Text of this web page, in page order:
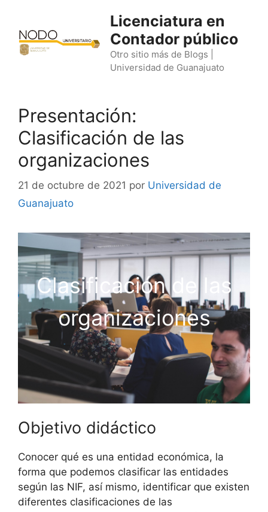
contenido
Licenciatura en
Contador público
Otro sitio más de Blogs |
Universidad de Guanajuato
Presentación:
Clasificación de las
organizaciones
21 de octubre de 2021 por Universidad de
Guanajuato
Clasificación de las
organizaciones
Objetivo didáctico
Conocer qué es una entidad económica, la
forma que podemos clasificar las entidades
según las NIF, así mismo, identificar que existen
diferentes clasificaciones de las